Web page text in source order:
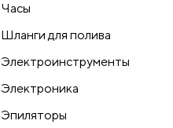
Часы
Шланги для полива
Электроинструменты
Электроника
Эпиляторы